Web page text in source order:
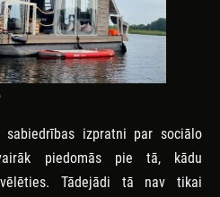
izpratni par sociālo
piedomās pie tā, kādu
Tādejādi tā nav tikai